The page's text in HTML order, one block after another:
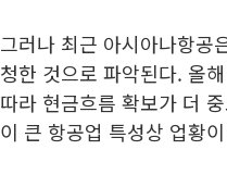
그러나 최근 아시아나항공
청한 것으로 파악된다. 올
따라 현금흐름 확보가 더
이 큰 항공업 특성상 업황